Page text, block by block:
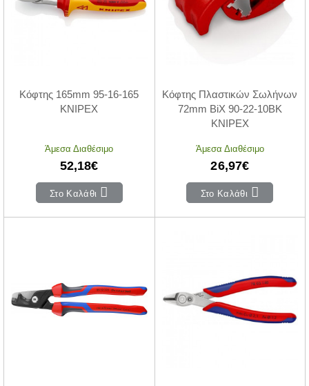
Κόφτης 165mm 95-16-165
KNIPEX
Άμεσα Διαθέσιμο
52,18€
Στο Καλάθι
Κόφτης Πλαστικών Σωλήνων
72mm BiX 90-22-10BK
KNIPEX
Άμεσα Διαθέσιμο
26,97€
Στο Καλάθι